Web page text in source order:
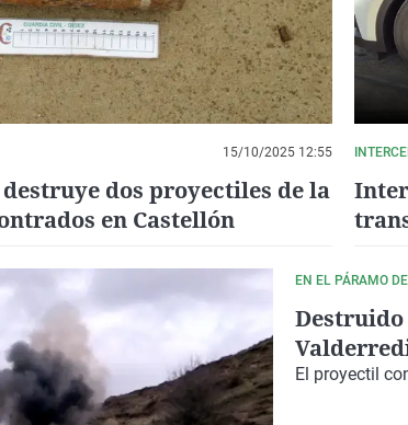
15/10/2025 12:55
dos proyectiles de la
en Castellón
EN EL PÁRAMO
El proyectil